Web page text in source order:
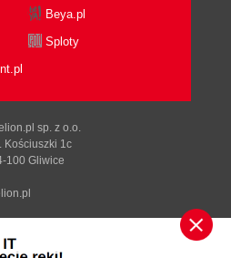
Beya.pl
Sploty
sp. z o.o.
Kościuszki 1c
100 Gliwice